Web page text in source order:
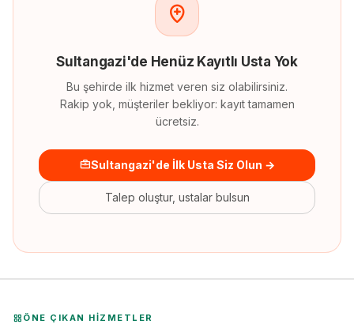
Sultangazi'de Henüz Kayıtlı Usta Yok
Bu şehirde ilk hizmet veren siz olabilirsiniz.
Rakip yok, müşteriler bekliyor: kayıt tamamen
ücretsiz.
Sultangazi'de İlk Usta Siz Olun →
Talep oluştur, ustalar bulsun
ÖNE ÇIKAN HIZMETLER